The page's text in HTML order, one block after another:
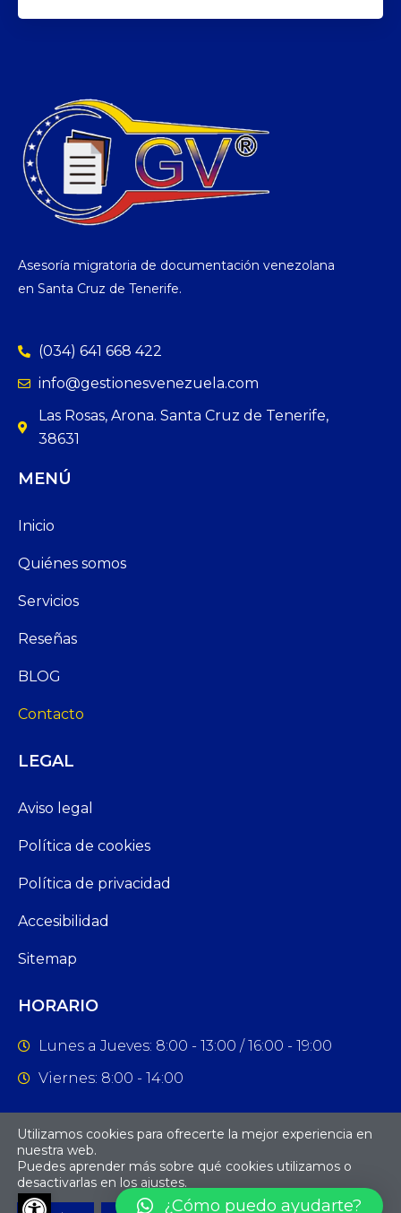
Abrir barra de herramientas
Asesoría migratoria de documentación venezolana
en Santa Cruz de Tenerife.
(034) 641 668 422
info@gestionesvenezuela.com
Las Rosas, Arona. Santa Cruz de Tenerife,
38631
MENÚ
Inicio
Quiénes somos
Servicios
Reseñas
BLOG
Contacto
LEGAL
Aviso legal
Política de cookies
Política de privacidad
Accesibilidad
Sitemap
HORARIO
Lunes a Jueves: 8:00 - 13:00 / 16:00 - 19:00
Viernes: 8:00 - 14:00
F
a
c
e
b
I
n
s
t
Utilizamos cookies para ofrecerte la mejor experiencia en
nuestra web.
Puedes aprender más sobre qué cookies utilizamos o
desactivarlas en los ajustes.
¿Cómo puedo ayudarte?